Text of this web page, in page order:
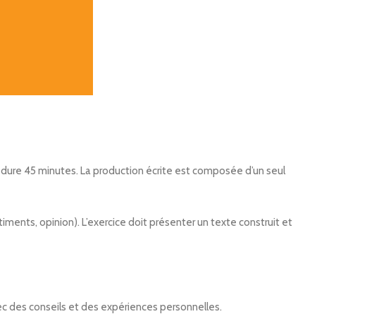
45 minutes. La production écrite est composée d’un seul
opinion). L’exercice doit présenter un texte construit et
des conseils et des expériences personnelles.